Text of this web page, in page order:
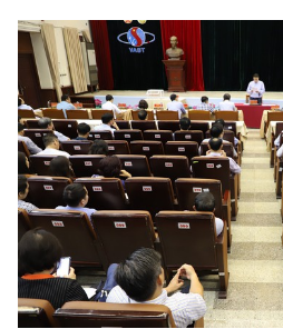
Doanh nghiệp dân tộc
Khác
Video
Photo